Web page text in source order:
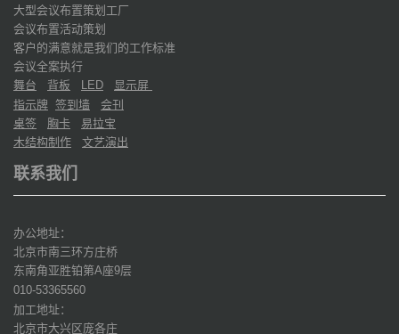
大型会议布置策划工厂
会议布置活动策划
客户的满意就是我们的工作标准
会议全案执行
舞台
背板 LED
显示屏
指示牌 签到墙
会刊
桌签
胸卡
易拉宝
木结构制作
文艺演出
联系我们
办公地址：
北京市南三环方庄桥
东南角亚胜铂第A座9层
010-53365560
加工地址：
北京市大兴区庞各庄